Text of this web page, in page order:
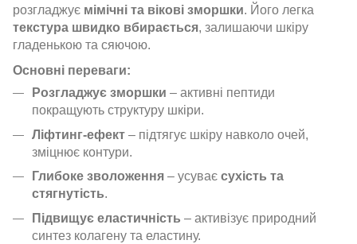
розгладжує мімічні та вікові зморшки. Його легка
текстура швидко вбирається, залишаючи шкіру
гладенькою та сяючою.
Основні переваги:
Розгладжує зморшки – активні пептиди
покращують структуру шкіри.
Ліфтинг-ефект – підтягує шкіру навколо очей,
зміцнює контури.
Глибоке зволоження – усуває сухість та
стягнутість.
Підвищує еластичність – активізує природний
синтез колагену та еластину.